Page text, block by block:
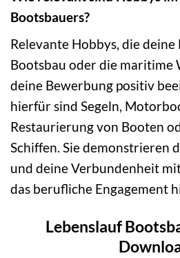
Bootsbauers?
Relevante Hobbys, die
Bootsbau oder die maritime
deine Bewerbung positiv
hierfür sind Segeln,
Restaurierung von Booten
Schiffen. Sie demonstrieren
und deine Verbundenheit
das berufliche Engagement
Lebenslauf